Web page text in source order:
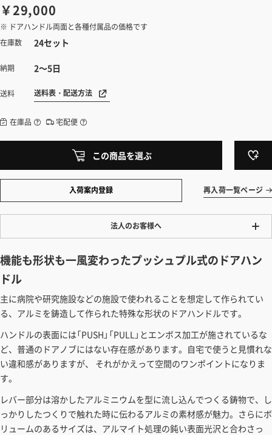
￥29,000
※ ドアハンドル両面と各種付属品の価格です
在庫数
24セット
納期 2～5日
送料 送料表・配送方法
在庫品 宅配便
この商品を選ぶ
入荷案内登録 再入荷一覧ページ
法人のお客様へ
法人・個人様いずれも全て一律の価格で販売しております。法人/個人
事業主様には「請求書払い」も対応しています。
「請求書払い」の詳細はこちら
カートでのお見積り機能
「この商品を選ぶ」からご希望の商品をカートに入れていただき、お届
け先種別・都道府県を選択すると、送料を含んだ合計金額を確認する
ことができます。お見積り書の出力も可能です。
機能も形状も一風変わったプッシュプル式のドアハン
ドル
主に病院や研究施設などの施設で使われることを想定して作られてい
る、アルミを鋳造して作られた特殊な形状のドアハンドルです。
ハンドルの表面には「PUSH」「PULL」とエンボス加工が施されているな
ど、普通のドアノブにはない存在感があります。自宅で使うと見慣れな
い違和感がありますが、 それがかえって空間のワンポイントになりま
す。
レバー部分は溶かしたアルミニウムを型に流し込んでつくる鋳物で、し
っかりしたつくりで触れた時に伝わるアルミの素材感が魅力。さらにボ
リュームのあるサイズは、アルマイト処理の鈍い表面光沢と合わさっ